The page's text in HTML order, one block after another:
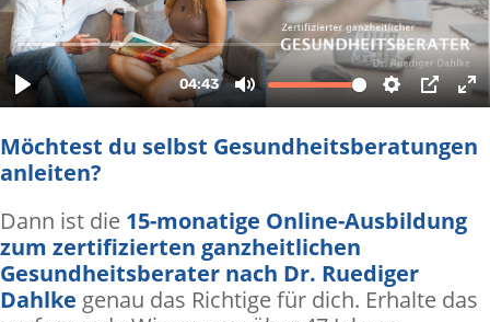
Möchtest du selbst Gesundheitsberatungen
anleiten?
Dann ist die 15-monatige Online-Ausbildung
zum zertifizierten ganzheitlichen
Gesundheitsberater nach Dr. Ruediger
Dahlke genau das Richtige für dich. Erhalte das